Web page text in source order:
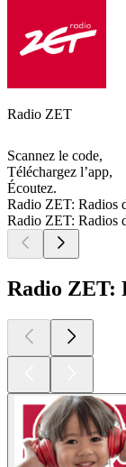
Radio ZET
Scannez le code,
Téléchargez l’app,
Écoutez.
Radio ZET: Radios
Radio ZET: Radios
Radio ZET: